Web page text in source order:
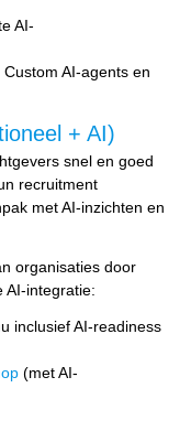
AI-
Custom AI-agents en
+ AI)
snel en goed
recruitment
met AI-inzichten en
organisaties door
AI-integratie:
inclusief AI-readiness
(met AI-